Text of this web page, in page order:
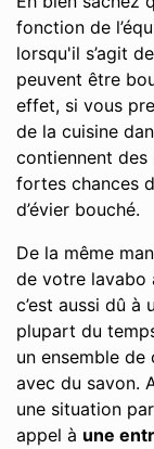
fonction de
lorsqu'il s’agit
peuvent être
effet, si vous
de la cuisine
contiennent
fortes chances
d’évier bouché.
De la même
de votre lavabo
c’est aussi dû
plupart du
un ensemble
avec du savon.
une situation
appel à une